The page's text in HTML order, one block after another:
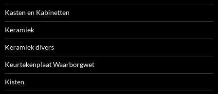
Kasten en Kabinetten
Keramiek
Keramiek divers
Keurtekenplaat Waarborgwet
Kisten